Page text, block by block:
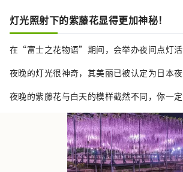
灯光照射下的紫藤花显得更加神秘！
在“富士之花物语”期间，会举办夜间点灯活
夜晚的灯光很神奇，其美丽已被认定为日本夜
夜晚的紫藤花与白天的模样截然不同，你一定